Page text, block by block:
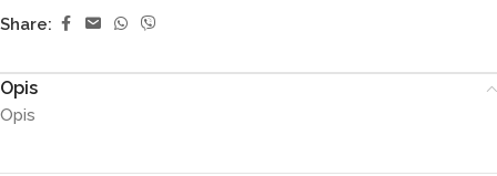
Share:
Opis
Opis